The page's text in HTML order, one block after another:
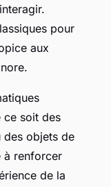
pour
aux
ce soit des
des objets de
à renforcer
de la